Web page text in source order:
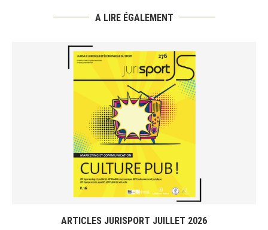
A LIRE ÉGALEMENT
ARTICLES JURISPORT JUILLET 2026